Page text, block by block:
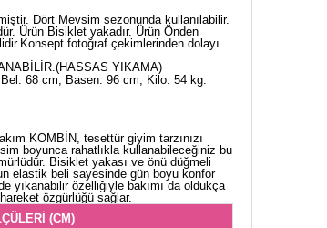
Dört Mevsim sezonunda kullanılabilir.
Ürün Bisiklet yakadır. Ürün Önden
fotoğraf çekimlerinden dolayı
YIKAMA)
68 cm, Basen: 96 cm, Kilo: 54 kg.
KOMBİN, tesettür giyim tarzınızı
boyunca rahatlıkla kullanabileceğiniz bu
Bisiklet yakası ve önü düğmeli
elastik beli sayesinde gün boyu konfor
yıkanabilir özelliğiyle bakımı da oldukça
özgürlüğü sağlar.
(CM)